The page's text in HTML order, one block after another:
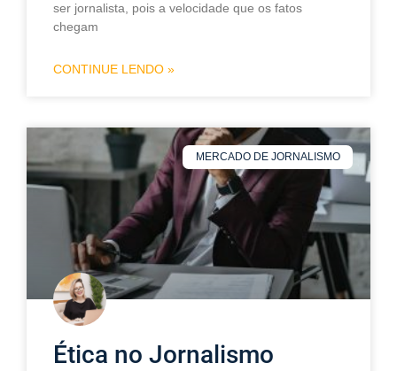
ser jornalista, pois a velocidade que os fatos
chegam
CONTINUE LENDO »
MERCADO DE JORNALISMO
Ética no Jornalismo